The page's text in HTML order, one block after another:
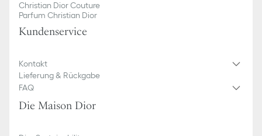
Christian Dior Couture
Parfum Christian Dior
Kundenservice
Kontakt
Lieferung & Rückgabe
FAQ
Die Maison Dior